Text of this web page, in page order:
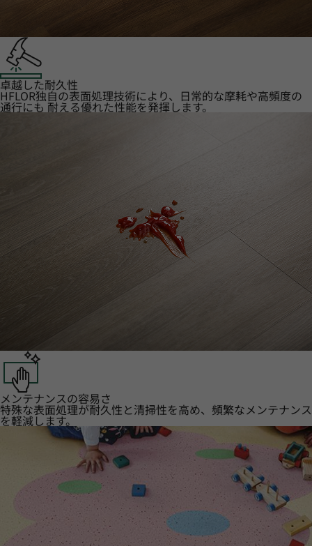
卓越した耐久性
HFLOR独自の表面処理技術により、日常的な摩耗や高頻度の
通行にも 耐える優れた性能を発揮します。
メンテナンスの容易さ
特殊な表面処理が耐久性と清掃性を高め、頻繁なメンテナンス
を軽減します。